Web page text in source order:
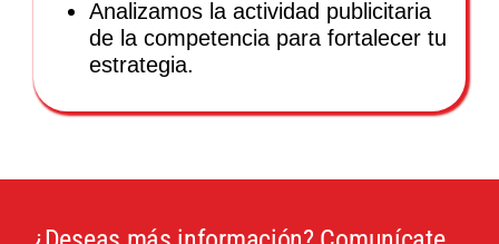
Analizamos la actividad publicitaria
de la competencia para fortalecer tu
estrategia.